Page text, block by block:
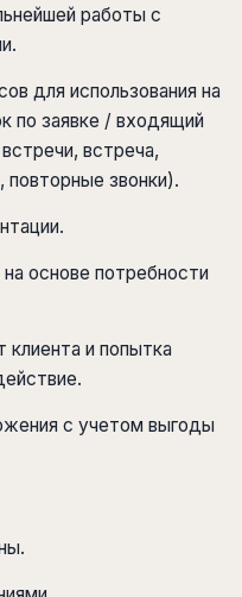
работы с
для использования на
по заявке / входящий
встреча,
повторные звонки).
основе потребности
клиента и попытка
с учетом выгоды